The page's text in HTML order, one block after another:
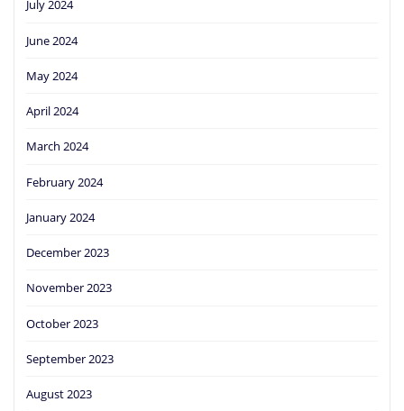
July 2024
June 2024
May 2024
April 2024
March 2024
February 2024
January 2024
December 2023
November 2023
October 2023
September 2023
August 2023